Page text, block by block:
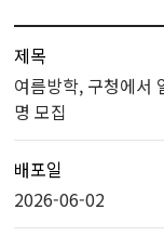
제목
여름방학, 구청에서
명 모집
배포일
2026-06-02